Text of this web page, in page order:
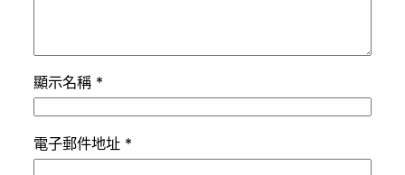
顯示名稱 *
電子郵件地址 *